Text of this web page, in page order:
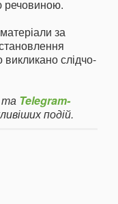
речовиною.
за
слідчо-
Telegram-
подій.